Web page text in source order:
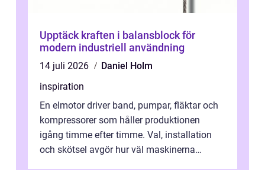
Upptäck kraften i balansblock för
modern industriell användning
14 juli 2026
Daniel Holm
inspiration
En elmotor driver band, pumpar, fläktar och
kompressorer som håller produktionen
igång timme efter timme. Val, installation
och skötsel avgör hur väl maskinerna